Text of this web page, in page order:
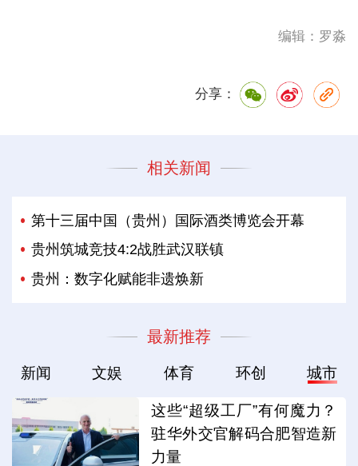
编辑：罗淼
分享：
相关新闻
第十三届中国（贵州）国际酒类博览会开幕
贵州筑城竞技4:2战胜武汉联镇
贵州：数字化赋能非遗焕新
最新推荐
新闻 文娱 体育 环创 城市
这些“超级工厂”有何魔力？
驻华外交官解码合肥智造新
力量